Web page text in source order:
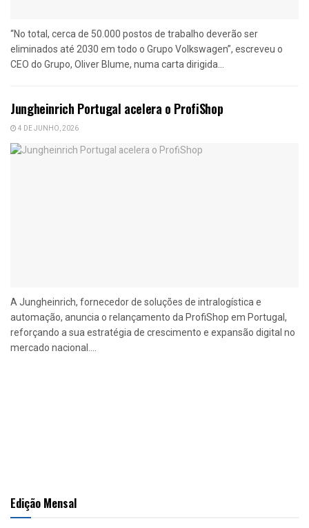
“No total, cerca de 50.000 postos de trabalho deverão ser
eliminados até 2030 em todo o Grupo Volkswagen”, escreveu o
CEO do Grupo, Oliver Blume, numa carta dirigida...
Jungheinrich Portugal acelera o ProfiShop
4 DE JUNHO, 2026
A Jungheinrich, fornecedor de soluções de intralogística e
automação, anuncia o relançamento da ProfiShop em Portugal,
reforçando a sua estratégia de crescimento e expansão digital no
mercado nacional....
Edição Mensal